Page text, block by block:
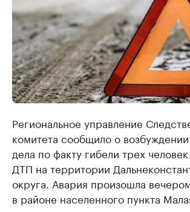
Региональное управление
комитета сообщило о
дела по факту гибели трех человек
ДТП на территории
округа. Авария произошла
в районе населенного пункта